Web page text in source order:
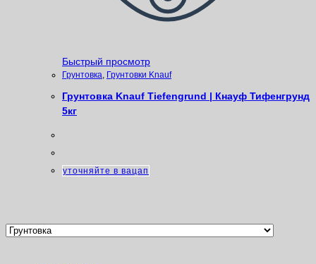
Быстрый просмотр
Грунтовка, Грунтовки Knauf
Грунтовка Knauf Tiefengrund | Кнауф Тифенгрунд
5кг
уточняйте в вацап